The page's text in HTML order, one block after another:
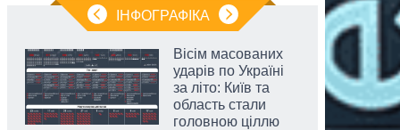
ІНФОГРАФІКА
Вісім масованих
ударів по Україні
за літо: Київ та
область стали
головною ціллю